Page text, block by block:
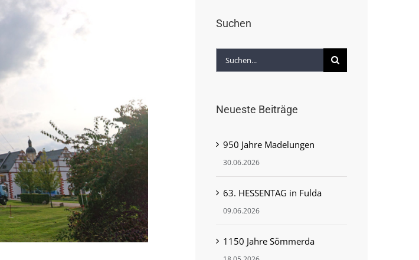
Suchen
Suche
Neueste Beiträge
950 Jahre Madelungen
30.06.2026
63. HESSENTAG in Fulda
09.06.2026
1150 Jahre Sömmerda